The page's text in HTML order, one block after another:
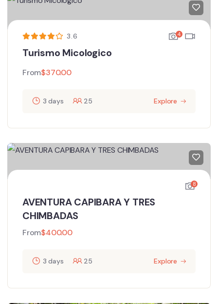
3.6 4
Turismo Micologico
From$370.00
3 days 25 Explore
8
AVENTURA CAPIBARA Y TRES
CHIMBADAS
From$400.00
3 days 25 Explore